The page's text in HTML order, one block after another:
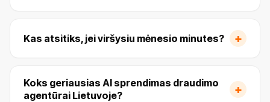
Kas atsitiks, jei viršysiu mėnesio minutes? +
Koks geriausias AI sprendimas draudimo
agentūrai Lietuvoje?
+